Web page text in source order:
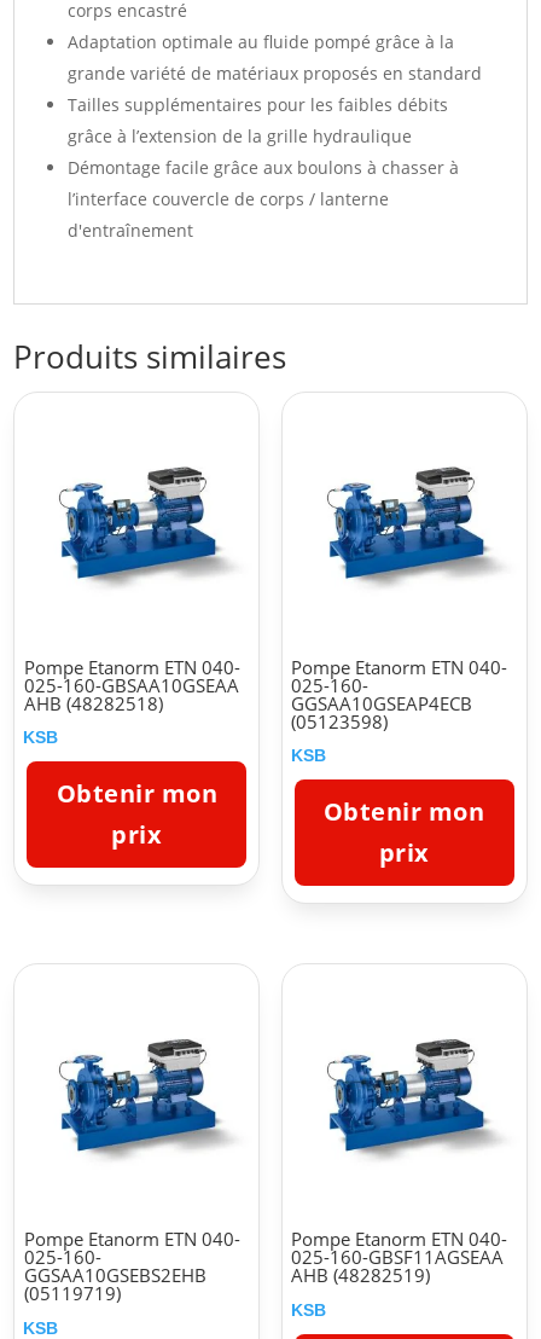
corps encastré
Adaptation optimale au fluide pompé grâce à la
grande variété de matériaux proposés en standard
Tailles supplémentaires pour les faibles débits
grâce à l’extension de la grille hydraulique
Démontage facile grâce aux boulons à chasser à
l’interface couvercle de corps / lanterne
d'entraînement
Produits similaires
Pompe Etanorm ETN 040-
025-160-GBSAA10GSEAA
AHB (48282518)
KSB
Obtenir mon
prix
Pompe Etanorm ETN 040-
025-160-
GGSAA10GSEAP4ECB
(05123598)
KSB
Obtenir mon
prix
Pompe Etanorm ETN 040-
025-160-
GGSAA10GSEBS2EHB
(05119719)
KSB
Pompe Etanorm ETN 040-
025-160-GBSF11AGSEAA
AHB (48282519)
KSB